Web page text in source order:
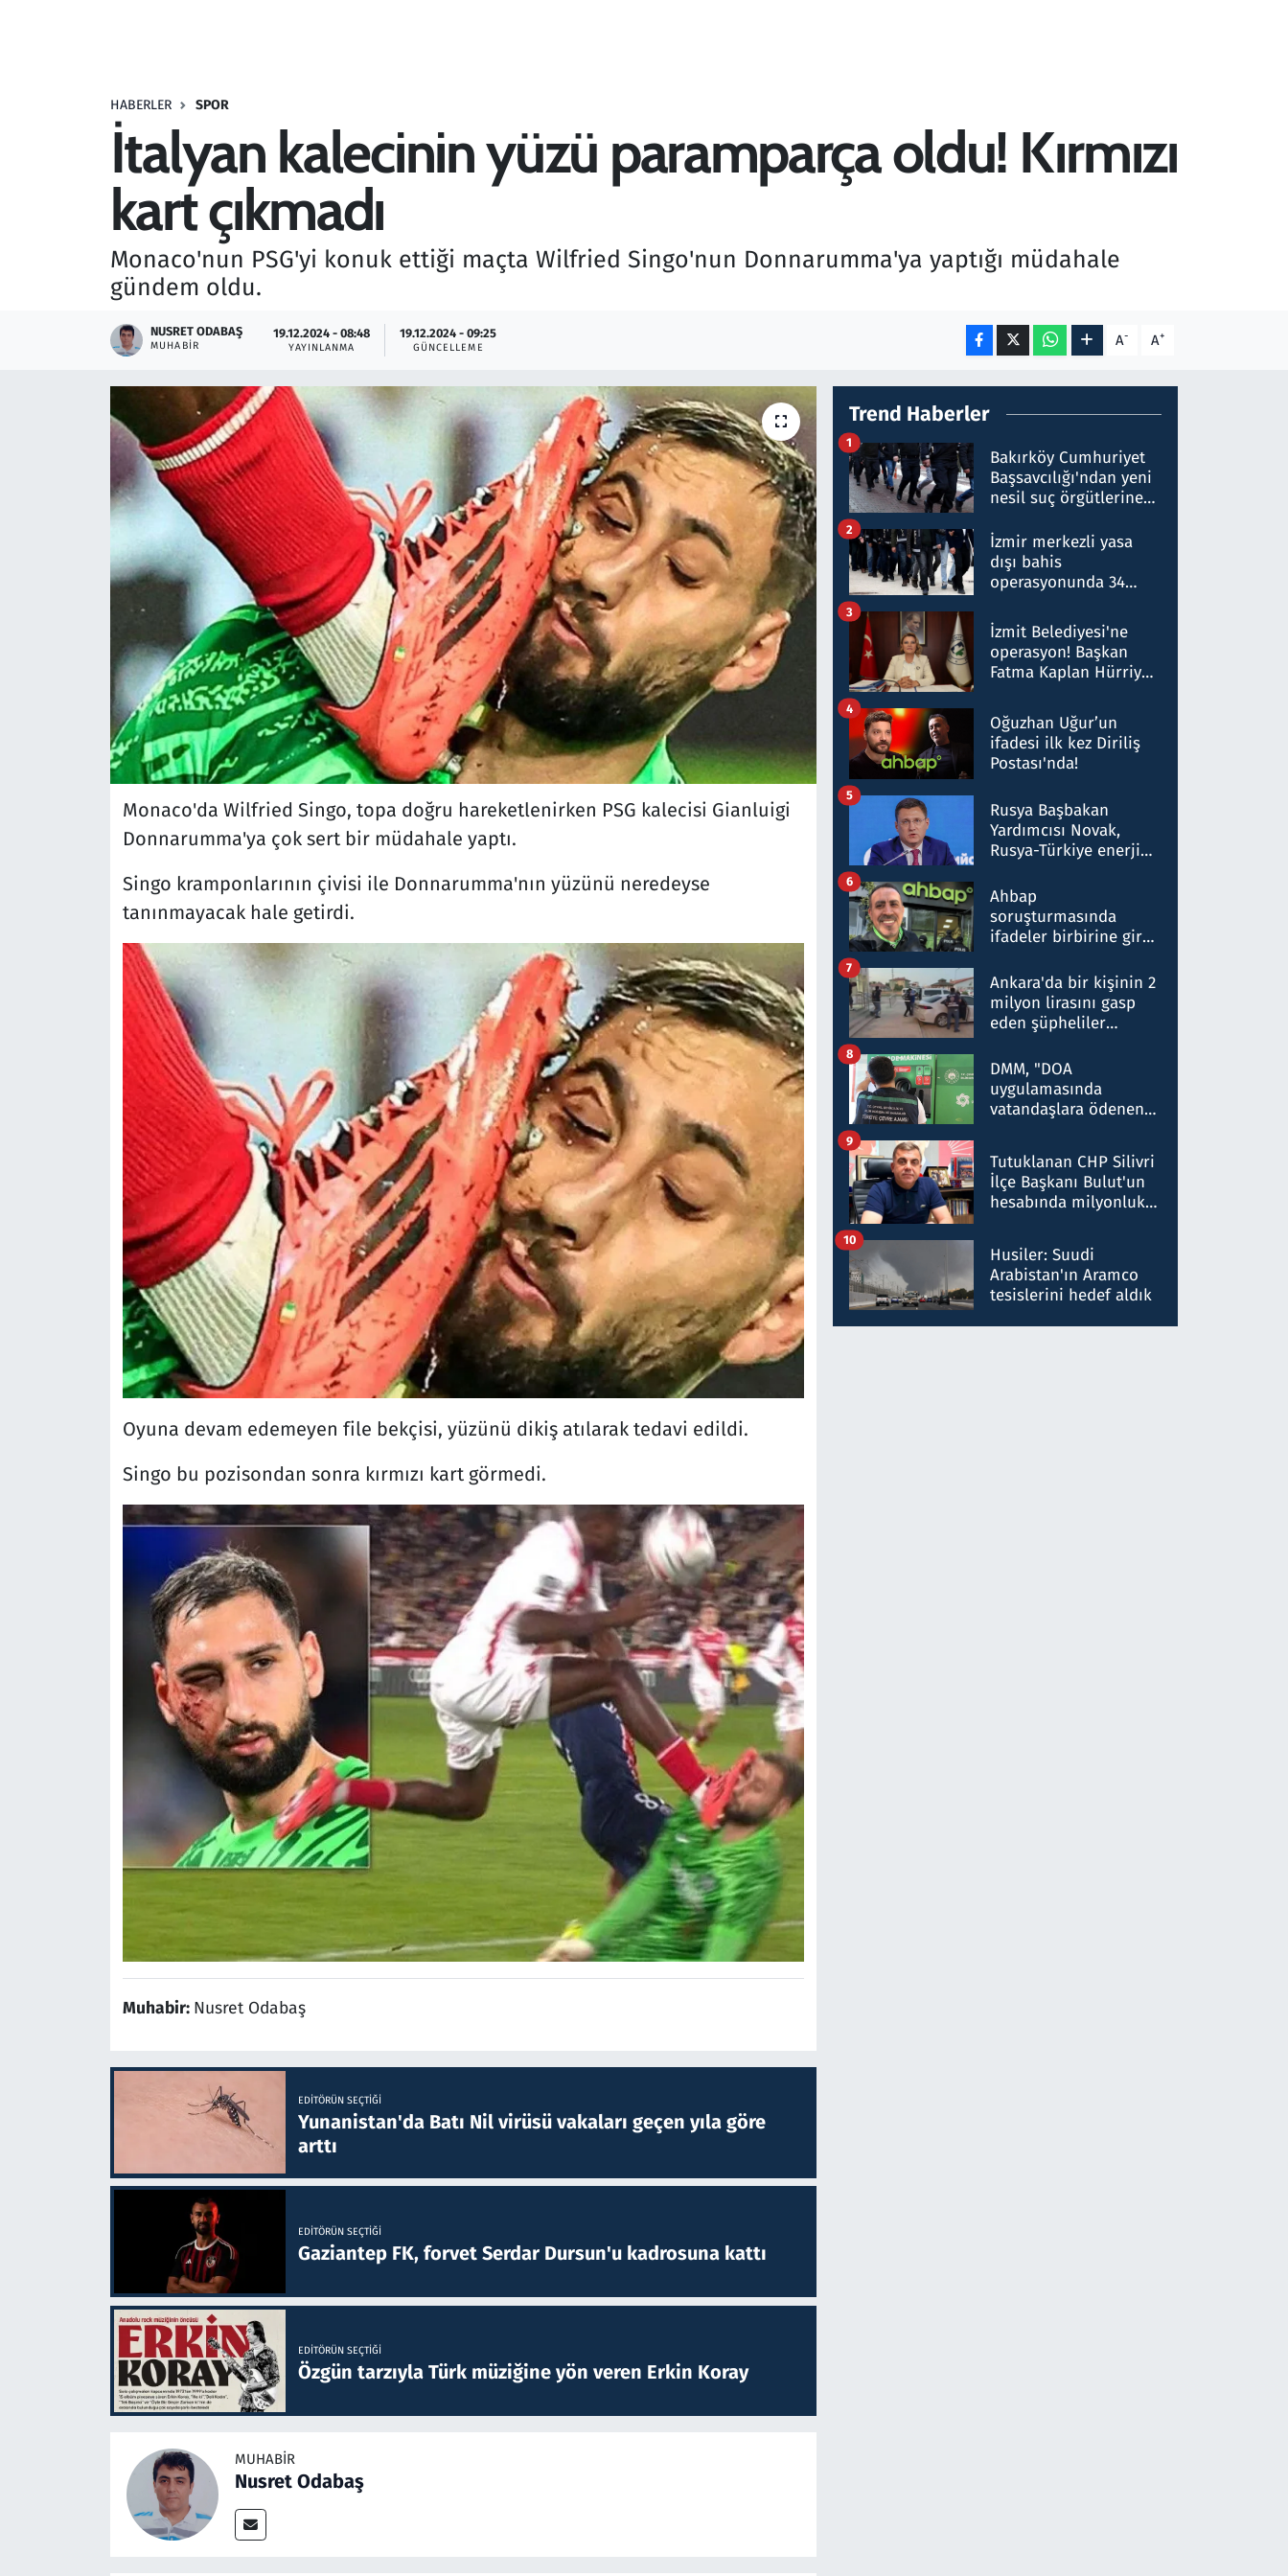
HABERLER SPOR
İtalyan kalecinin yüzü paramparça oldu! Kırmızı
kart çıkmadı
Monaco'nun PSG'yi konuk ettiği maçta Wilfried Singo'nun Donnarumma'ya yaptığı müdahale
gündem oldu.
NUSRET ODABAŞ
MUHABIR
19.12.2024 - 08:48
YAYINLANMA
19.12.2024 - 09:25
GÜNCELLEME A- A+
Monaco'da Wilfried Singo, topa doğru hareketlenirken PSG kalecisi Gianluigi
Donnarumma'ya çok sert bir müdahale yaptı.
Singo kramponlarının çivisi ile Donnarumma'nın yüzünü neredeyse
tanınmayacak hale getirdi.
Oyuna devam edemeyen file bekçisi, yüzünü dikiş atılarak tedavi edildi.
Singo bu pozisondan sonra kırmızı kart görmedi.
Muhabir: Nusret Odabaş
EDITÖRÜN SEÇTIĞI
Yunanistan'da Batı Nil virüsü vakaları geçen yıla göre
arttı
EDITÖRÜN SEÇTIĞI
Gaziantep FK, forvet Serdar Dursun'u kadrosuna kattı
EDITÖRÜN SEÇTIĞI
Özgün tarzıyla Türk müziğine yön veren Erkin Koray
MUHABIR
Nusret Odabaş
Trend Haberler
Bakırköy Cumhuriyet
Başsavcılığı'ndan yeni
nesil suç örgütlerine
hakkında gözaltı kararı
1
İzmir merkezli yasa
dışı bahis
operasyonunda 34
Milyar liralık para
trafiği tespit edildi
2
İzmit Belediyesi'ne
operasyon! Başkan
Fatma Kaplan Hürriyet
3
Oğuzhan Uğur’un
ifadesi ilk kez Diriliş
Postası'nda!
4
Rusya Başbakan
Yardımcısı Novak,
Rusya-Türkiye enerji
nitelikte olduğunu
belirtti
5
Ahbap
soruşturmasında
ifadeler birbirine girdi:
ifadelerinden ortaya
çıkan tablo şok etti
6
Ankara'da bir kişinin 2
milyon lirasını gasp
eden şüpheliler
7
DMM, "DOA
uygulamasında
vatandaşlara ödenen
düşürüldüğü" iddiasını
yalanladı
8
Tutuklanan CHP Silivri
İlçe Başkanı Bulut'un
hesabında milyonluk
talimat verdi, ben
gönderdim
9
Husiler: Suudi
Arabistan'ın Aramco
tesislerini hedef aldık
10
Savunma Sanayi
Teknoloji ve Bilim
Televizyon